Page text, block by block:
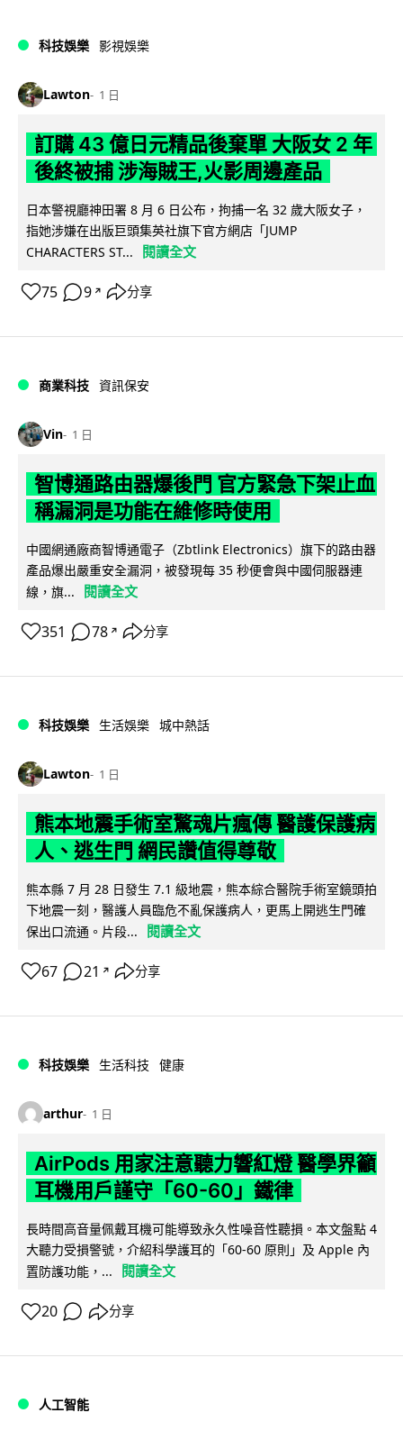
科技娛樂 影視娛樂
Lawton 1 日
訂購 43 億日元精品後棄單 大阪女 2 年
後終被捕 涉海賊王,火影周邊產品
日本警視廳神田署 8 月 6 日公布，拘捕一名 32 歲大阪女子，
指她涉嫌在出版巨頭集英社旗下官方網店「JUMP
CHARACTERS ST...
閱讀全文
75 9 ↗ 分享
商業科技 資訊保安
Vin 1 日
智博通路由器爆後門 官方緊急下架止血
稱漏洞是功能在維修時使用
中國網通廠商智博通電子（Zbtlink Electronics）旗下的路由器
產品爆出嚴重安全漏洞，被發現每 35 秒便會與中國伺服器連
線，旗...
閱讀全文
351 78 ↗ 分享
科技娛樂 生活娛樂 城中熱話
Lawton 1 日
熊本地震手術室驚魂片瘋傳 醫護保護病
人、逃生門 網民讚值得尊敬
熊本縣 7 月 28 日發生 7.1 級地震，熊本綜合醫院手術室鏡頭拍
下地震一刻，醫護人員臨危不亂保護病人，更馬上開逃生門確
保出口流通。片段...
閱讀全文
67 21 ↗ 分享
科技娛樂 生活科技 健康
arthur 1 日
AirPods 用家注意聽力響紅燈 醫學界籲
耳機用戶謹守「60-60」鐵律
長時間高音量佩戴耳機可能導致永久性噪音性聽損。本文盤點 4
大聽力受損警號，介紹科學護耳的「60-60 原則」及 Apple 內
置防護功能，...
閱讀全文
20 分享
人工智能